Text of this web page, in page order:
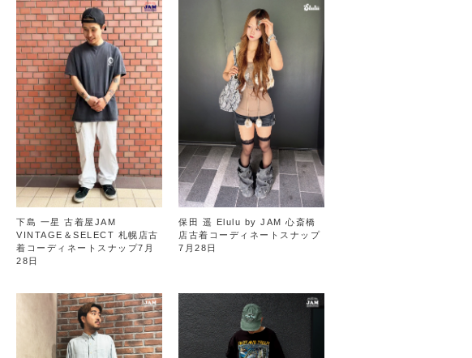
下島 一星 古着屋JAM
VINTAGE＆SELECT 札幌店古
着コーディネートスナップ7月
28日
保田 遥 Elulu by JAM 心斎橋
店古着コーディネートスナップ
7月28日